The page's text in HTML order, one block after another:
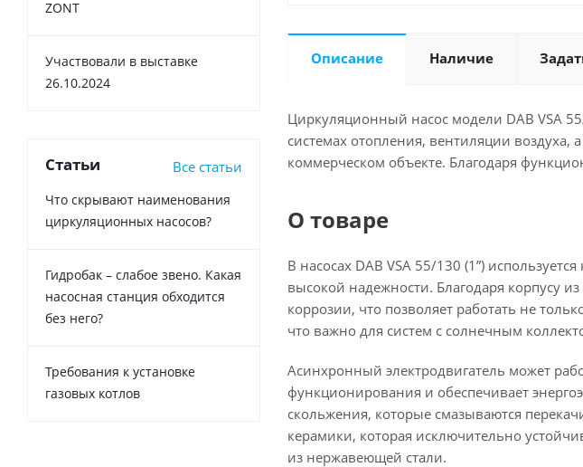
Описание Наличие
Циркуляционный насос модели DAB VSA
системах отопления, вентиляции
коммерческом объекте. Благодаря
О товаре
В насосах DAB VSA 55/130 (1”)
высокой надежности. Благодаря корпусу
коррозии, что позволяет работать не
что важно для систем с солнечным
Асинхронный электродвигатель может
функционирования и обеспечивает
скольжения, которые смазываются
керамики, которая исключительно
из нержавеющей стали.
ZONT
Участвовали в выставке
26.10.2024
Статьи Все статьи
Что скрывают наименования
циркуляционных насосов?
Гидробак – слабое звено. Какая
насосная станция обходится
без него?
Требования к установке
газовых котлов